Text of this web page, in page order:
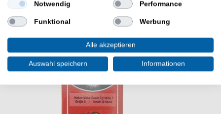
WEITERE INTERESSANTE ARTIKEL
Notwendig Performance
Funktional Werbung
Alle akzeptieren
Auswahl speichern Informationen